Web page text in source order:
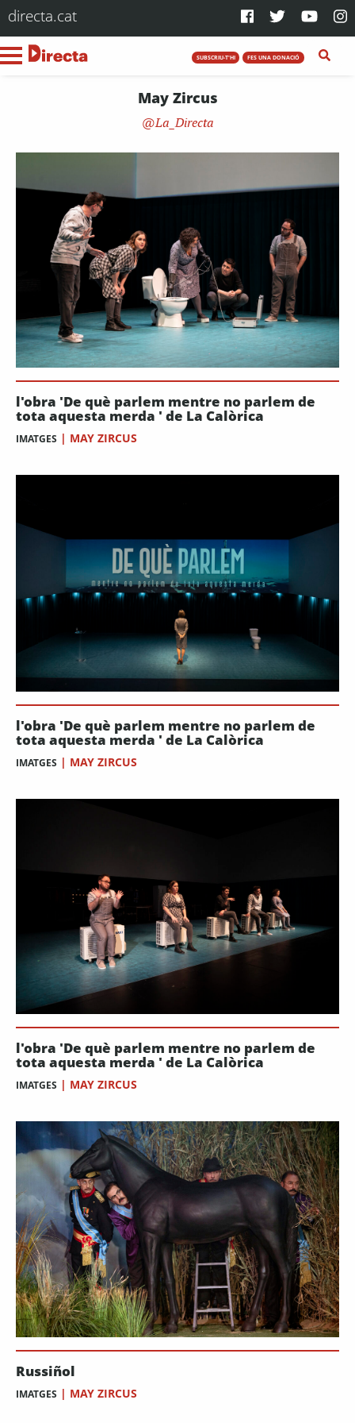
directa.cat
SUBSCRIU-T'HI FES UNA DONACIÓ
May Zircus
La_Directa
l'obra 'De què parlem mentre no parlem de
tota aquesta merda ' de La Calòrica
IMATGES | MAY ZIRCUS
l'obra 'De què parlem mentre no parlem de
tota aquesta merda ' de La Calòrica
IMATGES | MAY ZIRCUS
l'obra 'De què parlem mentre no parlem de
tota aquesta merda ' de La Calòrica
IMATGES | MAY ZIRCUS
Russiñol
IMATGES | MAY ZIRCUS